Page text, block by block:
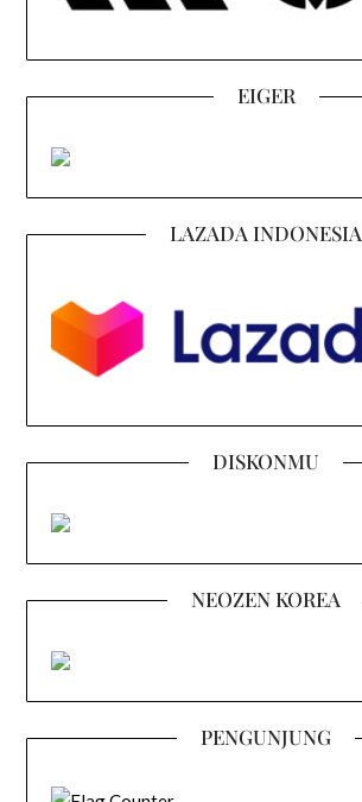
EIGER
LAZADA INDONESIA
DISKONMU
NEOZEN KOREA
PENGUNJUNG